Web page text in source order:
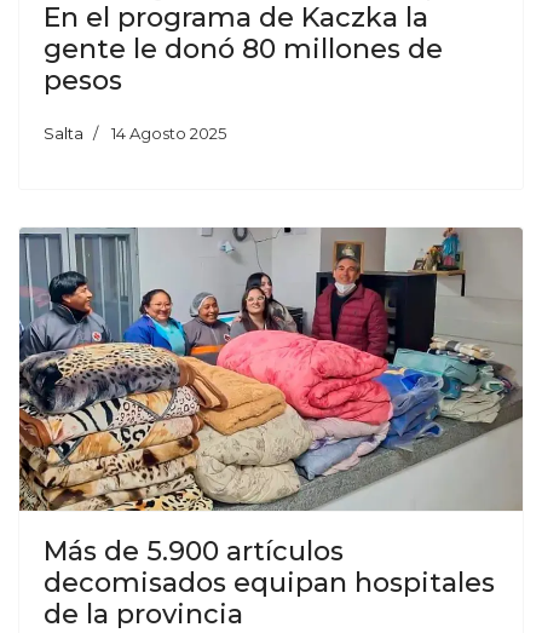
En el programa de Kaczka la
gente le donó 80 millones de
pesos
Salta 14 Agosto 2025
Más de 5.900 artículos
decomisados equipan hospitales
de la provincia